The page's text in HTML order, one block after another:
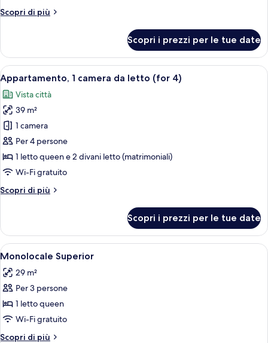
letto
Scopri di più
Altri
1
camera
da
letto
(for
3)
Scopri i prezzi per le tue date
Apri
tutte
le
foto
per
Appartamento,
1
camera
letto
Appartamento, 1 camera da letto
7
Appartamento, 1 camera da letto (for 4)
Vista città
39 m²
1 camera
Per 4 persone
1 letto queen e 2 divani letto (matrimoniali)
Wi-Fi gratuito
Scopri di più
Altri
1
camera
da
(for
4)
Scopri i prezzi per le tue date
Apri
tutte
le
foto
per
Monolocale
Superior
Una camera d'albergo compatta
4
Monolocale Superior
29 m²
Per 3 persone
1 letto queen
Wi-Fi gratuito
Scopri di più
Altri